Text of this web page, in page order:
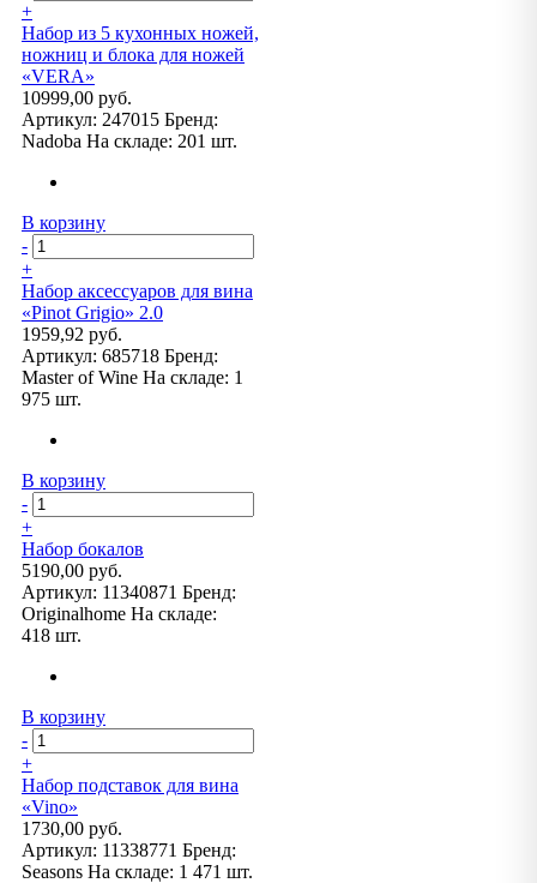
+
Набор из 5 кухонных ножей,
ножниц и блока для ножей
«VERA»
10999,00 руб.
Артикул: 247015 Бренд:
Nadoba На складе: 201 шт.
В корзину
-
+
Набор аксессуаров для вина
«Pinot Grigio» 2.0
1959,92 руб.
Артикул: 685718 Бренд:
Master of Wine На складе: 1
975 шт.
В корзину
-
+
Набор бокалов
5190,00 руб.
Артикул: 11340871 Бренд:
Originalhome На складе:
418 шт.
В корзину
-
+
Набор подставок для вина
«Vino»
1730,00 руб.
Артикул: 11338771 Бренд:
Seasons На складе: 1 471 шт.